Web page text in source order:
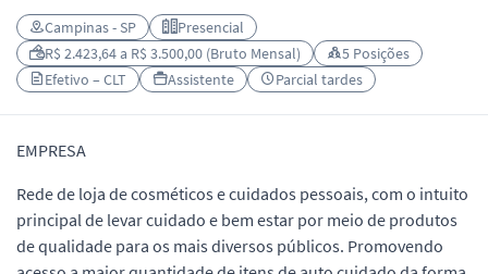
Campinas - SP
Presencial
R$ 2.423,64 a R$ 3.500,00 (Bruto Mensal)
5 Posições
Efetivo – CLT
Assistente Parcial tardes
EMPRESA
Rede de loja de cosméticos e cuidados pessoais, com o intuito
principal de levar cuidado e bem estar por meio de produtos
de qualidade para os mais diversos públicos. Promovendo